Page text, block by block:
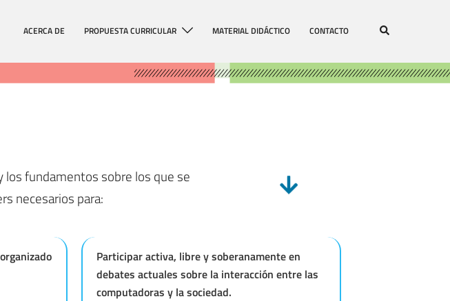
ACERCA DE PROPUESTA CURRICULAR MATERIAL DIDÁCTICO CONTACTO
los fundamentos sobre los que se
necesarios para:
Participar activa, libre y soberanamente en
debates actuales sobre la interacción entre las
computadoras y la sociedad.